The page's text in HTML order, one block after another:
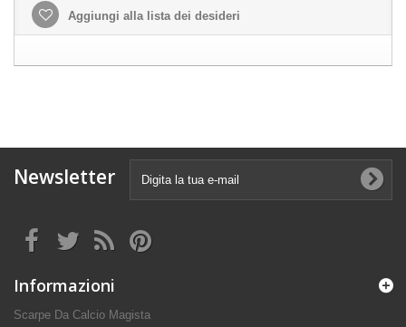
Aggiungi alla lista dei desideri
Newsletter
Informazioni
Scarpe Da Calcio Magista